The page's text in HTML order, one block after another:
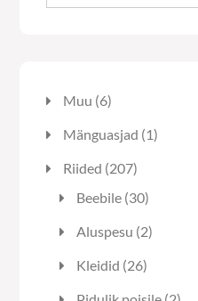
Muu 66
toodet
Mänguasjad 11
Riided 207207
toodet
Beebile 3030
Aluspesu 22
Kleidid 2626
toodet